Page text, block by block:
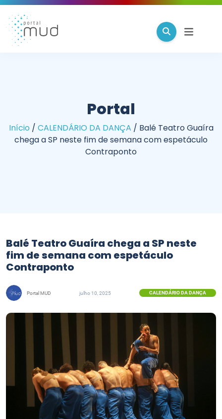
Portal
Início / CALENDÁRIO DA DANÇA / Balé Teatro Guaíra
chega a SP neste fim de semana com espetáculo
Contraponto
Balé Teatro Guaíra chega a SP neste
fim de semana com espetáculo
Contraponto
Portal MUD julho 10, 2025 CALENDÁRIO DA DANÇA